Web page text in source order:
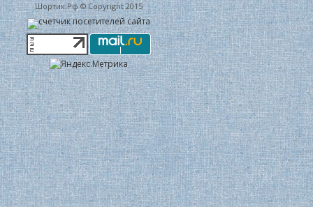
Шортик.Рф © Copyright 2015